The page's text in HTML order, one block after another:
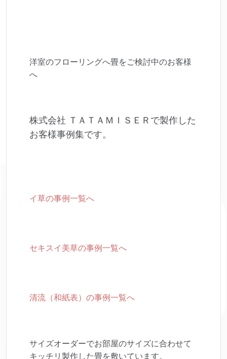
洋室のフローリングへ畳をご検討中のお客様
へ
株式会社 ＴＡＴＡＭＩＳＥＲで製作した
お客様事例集です。
イ草の事例一覧へ
セキスイ美草の事例一覧へ
清流（和紙表）の事例一覧へ
サイズオーダーでお部屋のサイズに合わせて
キッチリ製作した畳を敷いています。